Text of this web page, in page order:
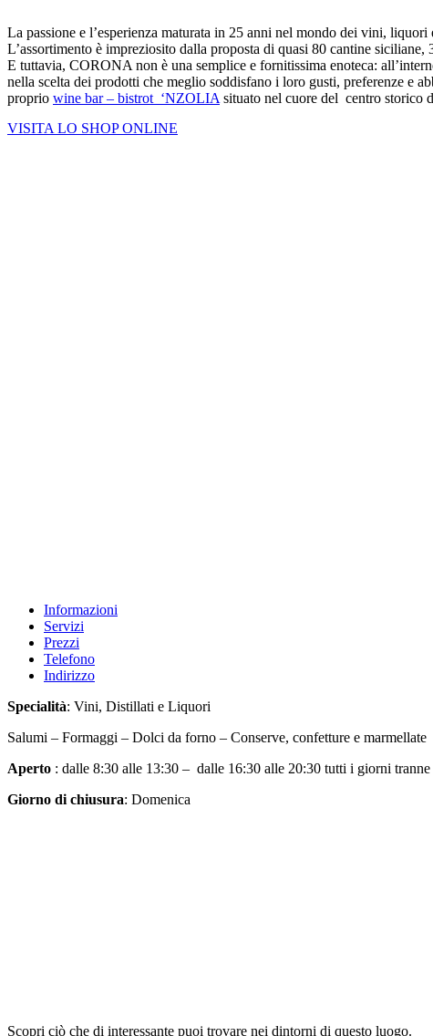
La passione e l’esperienza maturata in 25 anni nel mondo dei vini,
L’assortimento è impreziosito dalla proposta di quasi 80 cantine
E tuttavia, CORONA non è una semplice e fornitissima enoteca:
nella scelta dei prodotti che meglio soddisfano i loro gusti, preferenze e
proprio wine bar – bistrot ‘NZOLIA situato nel cuore del centro storico
VISITA LO SHOP ONLINE
Informazioni
Servizi
Prezzi
Telefono
Indirizzo
Specialità: Vini, Distillati e Liquori
Salumi – Formaggi – Dolci da forno – Conserve, confetture e marmellate
Aperto : dalle 8:30 alle 13:30 – dalle 16:30 alle 20:30 tutti i giorni
Giorno di chiusura: Domenica
Scopri ciò che di interessante puoi trovare nei dintorni di questo luogo.